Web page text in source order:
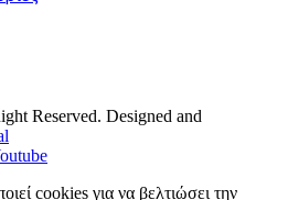
Reserved. Designed and
cookies για να βελτιώσει την